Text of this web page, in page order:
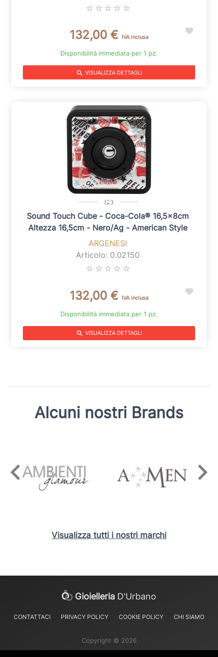
star_border star_border star_border star_border star_border
132,00 € IVA inclusa
Disponibilità immediata per 1 pz.
search VISUALIZZA DETTAGLI
Sound Touch Cube - Coca-Cola® 16,5x8cm
Altezza 16,5cm - Nero/ag - American Style
ARGENESI
Articolo: 0.02150
star_border star_border star_border star_border star_border
132,00 € IVA inclusa
Disponibilità immediata per 1 pz.
search VISUALIZZA DETTAGLI
Alcuni nostri Brands
Visualizza tutti i nostri marchi
Gioielleria D'Urbano
CONTATTACI PRIVACY POLICY COOKIE POLICY CHI SIAMO
Copyright © 2026